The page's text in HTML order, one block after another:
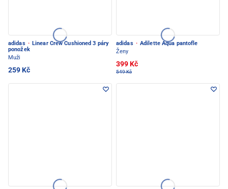
adidas · Linear Crew Cushioned 3 páry
ponožek
Muži
259 Kč
adidas · Adilette Aqua pantofle
Ženy
399 Kč
549 Kč